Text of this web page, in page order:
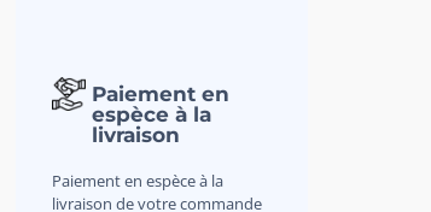
Paiement en
espèce à la
livraison
Paiement en espèce à la
livraison de votre commande